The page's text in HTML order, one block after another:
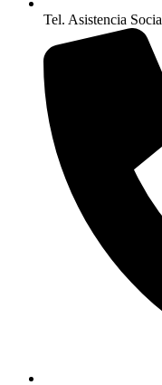
Tel. Asistencia